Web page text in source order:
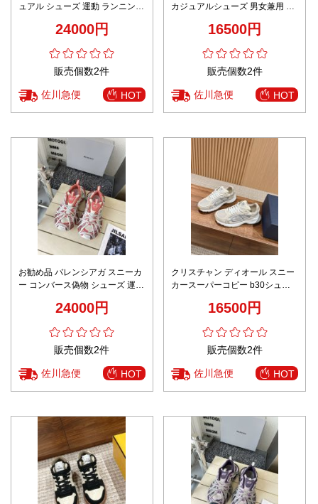
ュアル シューズ 運動 ランニング
24000円
販売個数2件
佐川急便 HOT
カジュアルシューズ 男女兼用 ラ
16500円
販売個数2件
佐川急便 HOT
お勧め品 バレンシアガ スニーカ
ー コンバース偽物 シューズ 運動
24000円
販売個数2件
佐川急便 HOT
クリスチャン ディオール スニー
カースーパーコピー b30シュー
登山 カップル ベージュ
16500円
販売個数2件
佐川急便 HOT